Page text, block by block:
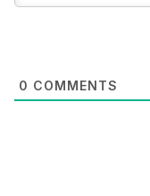
0 COMMENTS